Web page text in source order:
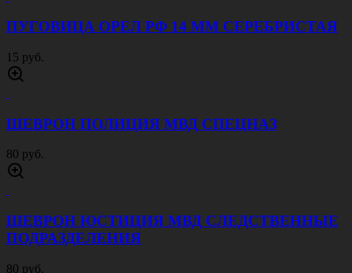
ПУГОВИЦА ОРЕЛ РФ 14 ММ СЕРЕБРИСТАЯ
15 руб.
ШЕВРОН ПОЛИЦИЯ МВД СПЕЦНАЗ
80 руб.
ШЕВРОН ЮСТИЦИЯ МВД СЛЕДСТВЕННЫЕ
ПОДРАЗДЕЛЕНИЯ
80 руб.